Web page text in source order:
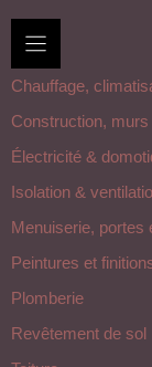
Chauffage,
Construction,
Électricité &
Isolation &
Menuiserie, portes
Peintures et
Plomberie
Revêtement de sol